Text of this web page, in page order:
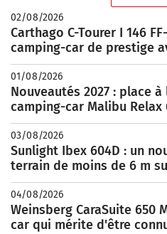
02/08/2026
Carthago C-Tourer I 146
camping-car de prestige
01/08/2026
Nouveautés 2027 : place
camping-car Malibu Relax
03/08/2026
Sunlight Ibex 604D : un
terrain de moins de 6 m
04/08/2026
Weinsberg CaraSuite 650
car qui mérite d'être